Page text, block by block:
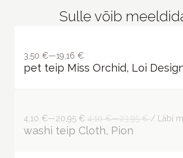
Sulle võib
pet teip Miss Orchid, Loi Design
1,90 €—9,50 €